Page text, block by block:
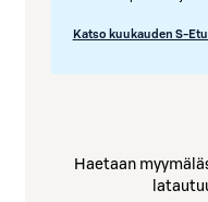
Katso kuukauden S-
Haetaan